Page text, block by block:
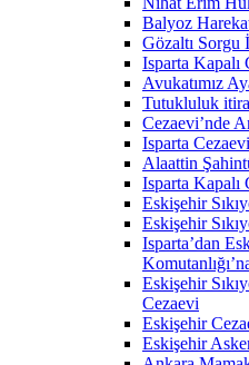
Balyoz
Gözaltı Sorgu
Isparta Kapalı
Avukatımız
Tutukluluk
Cezaevi’nde
Isparta
Alaattin
Isparta Kapalı
Eskişehir
Eskişehir
Isparta’dan
Eskişehir
Cezaevi
Eskişehir
Eskişehir